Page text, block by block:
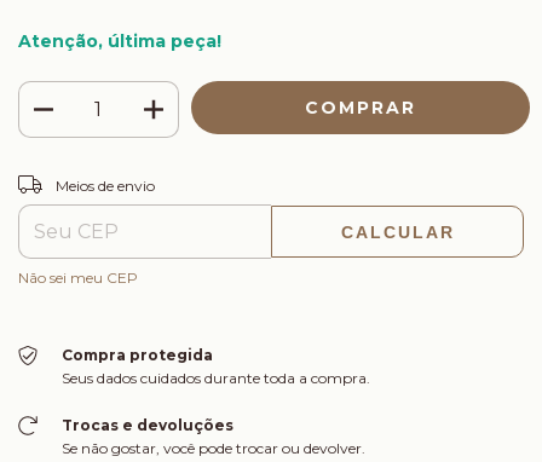
Atenção, última peça!
Entregas para o CEP:
Meios de envio
CALCULAR
Não sei meu CEP
Compra protegida
Seus dados cuidados durante toda a compra.
Trocas e devoluções
Se não gostar, você pode trocar ou devolver.